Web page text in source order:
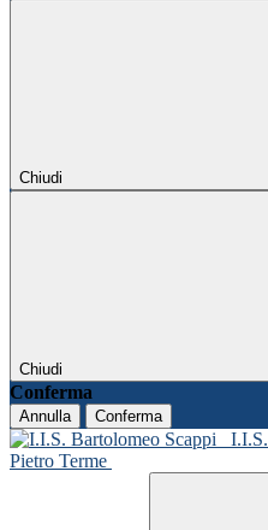
Chiudi
Chiudi
Conferma
Annulla Conferma
Pietro Terme